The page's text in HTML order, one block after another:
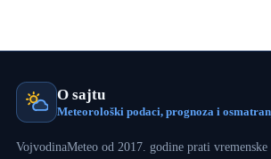
O sajtu
Meteorološki podaci, prognoza i
VojvodinaMeteo od 2017. godine prati